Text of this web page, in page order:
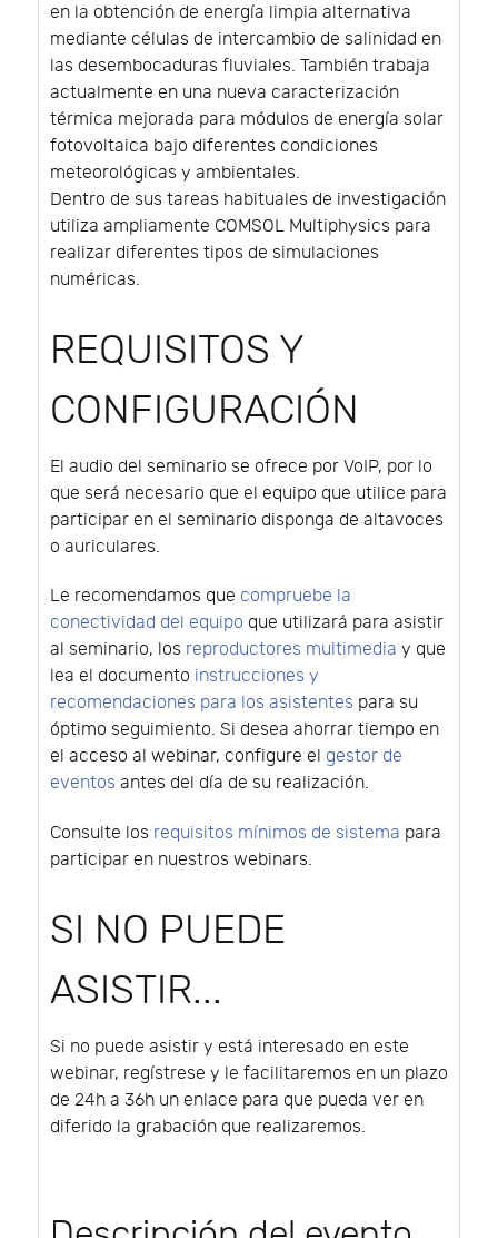
en la obtención de energía limpia alternativa
mediante células de intercambio de salinidad en
las desembocaduras fluviales. También trabaja
actualmente en una nueva caracterización
térmica mejorada para módulos de energía solar
fotovoltaica bajo diferentes condiciones
meteorológicas y ambientales.
Dentro de sus tareas habituales de investigación
utiliza ampliamente COMSOL Multiphysics para
realizar diferentes tipos de simulaciones
numéricas.
REQUISITOS Y
CONFIGURACIÓN
El audio del seminario se ofrece por VoIP, por lo
que será necesario que el equipo que utilice para
participar en el seminario disponga de altavoces
o auriculares.
Le recomendamos que compruebe la
conectividad del equipo que utilizará para asistir
al seminario, los reproductores multimedia y que
lea el documento instrucciones y
recomendaciones para los asistentes para su
óptimo seguimiento. Si desea ahorrar tiempo en
el acceso al webinar, configure el gestor de
eventos antes del día de su realización.
Consulte los requisitos mínimos de sistema para
participar en nuestros webinars.
SI NO PUEDE
ASISTIR...
Si no puede asistir y está interesado en este
webinar, regístrese y le facilitaremos en un plazo
de 24h a 36h un enlace para que pueda ver en
diferido la grabación que realizaremos.